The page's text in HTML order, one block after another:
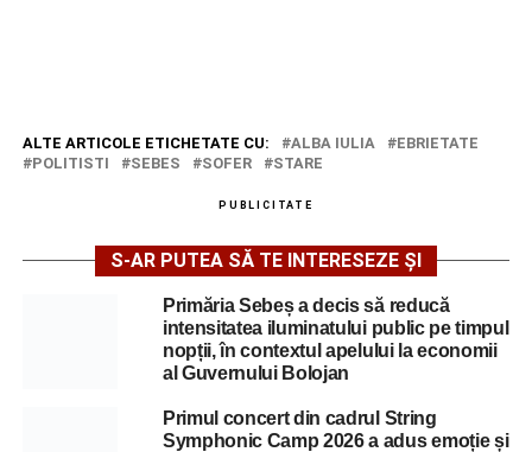
ALTE ARTICOLE ETICHETATE CU: ALBA IULIA
EBRIETATE
POLITISTI
SEBES SOFER STARE
PUBLICITATE
S-AR PUTEA SĂ TE INTERESEZE ȘI
Primăria Sebeș a decis să reducă
intensitatea iluminatului public pe timpul
nopții, în contextul apelului la economii
al Guvernului Bolojan
Primul concert din cadrul String
Symphonic Camp 2026 a adus emoție și